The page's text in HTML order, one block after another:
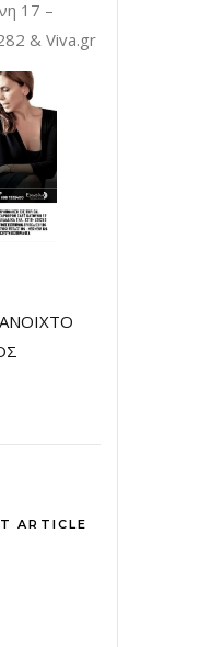
17 –
& Viva.gr
ΑΝΟΙΧΤΟ
ARTICLE